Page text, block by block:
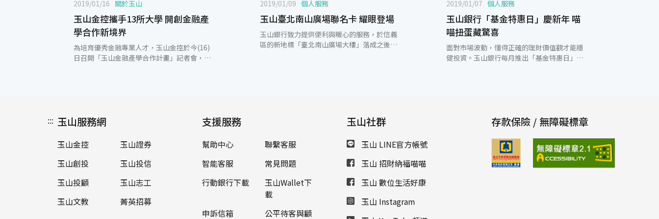
2019/01/16 關於玉山
玉山金控攜手13所大學 開創金融產
學合作新境界
為培育優秀金融專業人才，玉山金控於今(16)
日召開「玉山金融產學合作計畫」記者會，正
示，人才是企業及國家競爭力的先行指標與關
鍵指標，為協助學生探索金融職涯，將學校理
論知識與金融實務結合，玉山近年積極投入產
學合作，此次希望擴大金融產學合作的規模，
以「週間實習」為主軸，搭配「金融講座」及
「體驗營」提供學生一系列培育活動，讓學生
有系統地學習金融實務，提升學用合一的能
如山」的核心價值，深入了解顧客的理財需
求，提供即時且暖心的服務，搭配完整的人才
2019/01/09 個人服務
玉山臺北南山廣場聯名卡 耀眼登場
玉山銀行致力提供便利與暖心的服務，於信義
區的新地標「臺北南山廣場大樓」落成之後，
加倍送、館內分期零利率等專屬禮遇，希望提
供玉山卡友精緻豐富的刷卡禮遇，創造美好的
信用卡持續經營優質客群、提升數位服務，並
攜手許多優質合作夥伴共同發行聯名卡，滿足
不同顧客需求。此次與南山人壽合作，希望攜
手合作夥伴在各自領域的專業，提供消費者差
異化、尊榮的用卡體驗，創造顧客更大的價
值。 「玉山臺北南山廣場聯名卡」發行
Mastercard世界卡與鈦金卡兩種等級，結合
2019/01/07 個人服務
玉山銀行「基金特惠日」慶新年 喵
喵扭蛋藏驚喜
面對市場波動，懂得正確的理財價值觀才能穩
健投資。玉山銀行每月推出「基金特惠日」線
喵喵扭蛋機推廣理財教育，前幾次推出反應熱
烈，3天便創下超過千次的互動紀錄。顧客在
「基金特惠日」活動期間，藉由互動問答瞭解
理財知識，有3次線上扭蛋的體驗機會，每顆
扭蛋均藏有不同驚喜，參與者有機會獲得當月
數位通路新申購基金手續費3折、3.5折、4折
::: 玉山服務網
玉山金控
玉山證券
玉山創投
玉山投信
玉山投顧
玉山志工
玉山文教
菁英招募
支援服務
幫助中心
聯繫客服
智能客服
常見問題
行動銀行下載
玉山Wallet下
載
申訴信箱
公平待客與顧
玉山社群
玉山 LINE官方帳號
玉山 招財納福喵喵
玉山 數位生活好康
玉山 Instagram
存款保險 / 無障礙標章